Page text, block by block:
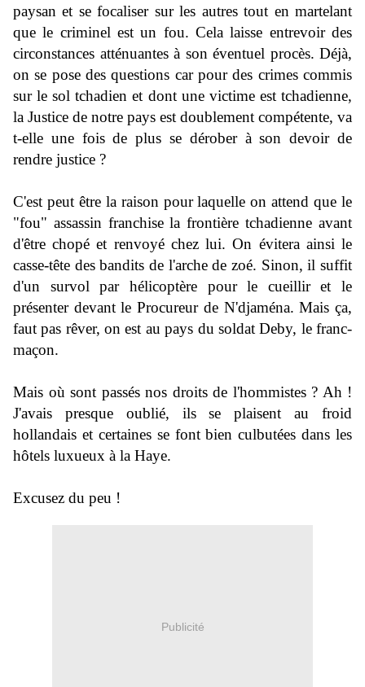
paysan et se focaliser sur les autres tout en martelant
que le criminel est un fou. Cela laisse entrevoir des
circonstances atténuantes à son éventuel procès. Déjà,
on se pose des questions car pour des crimes commis
sur le sol tchadien et dont une victime est tchadienne,
la Justice de notre pays est doublement compétente, va
t-elle une fois de plus se dérober à son devoir de
rendre justice ?
C'est peut être la raison pour laquelle on attend que le
"fou" assassin franchise la frontière tchadienne avant
d'être chopé et renvoyé chez lui. On évitera ainsi le
casse-tête des bandits de l'arche de zoé. Sinon, il suffit
d'un survol par hélicoptère pour le cueillir et le
présenter devant le Procureur de N'djaména. Mais ça,
faut pas rêver, on est au pays du soldat Deby, le franc-
maçon.
Mais où sont passés nos droits de l'hommistes ? Ah !
J'avais presque oublié, ils se plaisent au froid
hollandais et certaines se font bien culbutées dans les
hôtels luxueux à la Haye.
Excusez du peu !
Publicité